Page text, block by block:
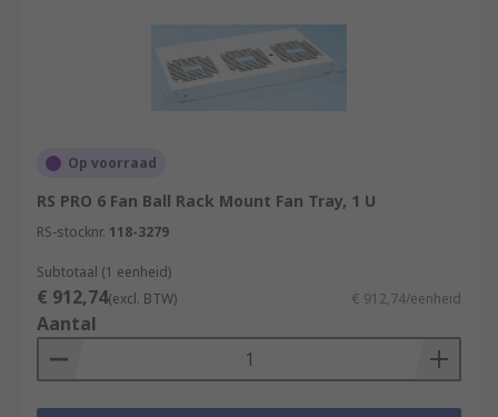
Op voorraad
RS PRO 6 Fan Ball Rack Mount Fan Tray, 1 U
RS-stocknr. 118-3279
Subtotaal (1 eenheid)
€ 912,74(excl. BTW) € 912,74/eenheid
Aantal